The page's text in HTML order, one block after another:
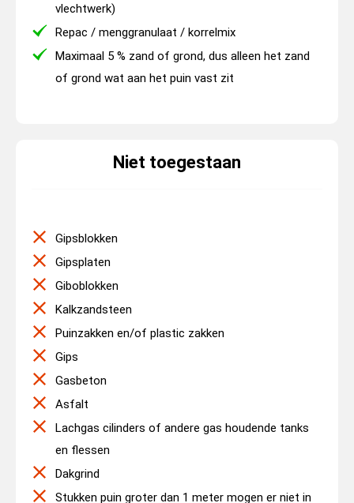
vlechtwerk)
Repac / menggranulaat / korrelmix
Maximaal 5 % zand of grond, dus alleen het zand
of grond wat aan het puin vast zit
Niet toegestaan
Gipsblokken
Gipsplaten
Giboblokken
Kalkzandsteen
Puinzakken en/of plastic zakken
Gips
Gasbeton
Asfalt
Lachgas cilinders of andere gas houdende tanks
en flessen
Dakgrind
Stukken puin groter dan 1 meter mogen er niet in